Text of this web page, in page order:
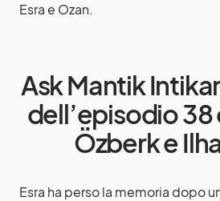
Esra e Ozan.
Ask Mantik
dell’episodio 38
Özberk e
Esra ha perso la memoria dopo